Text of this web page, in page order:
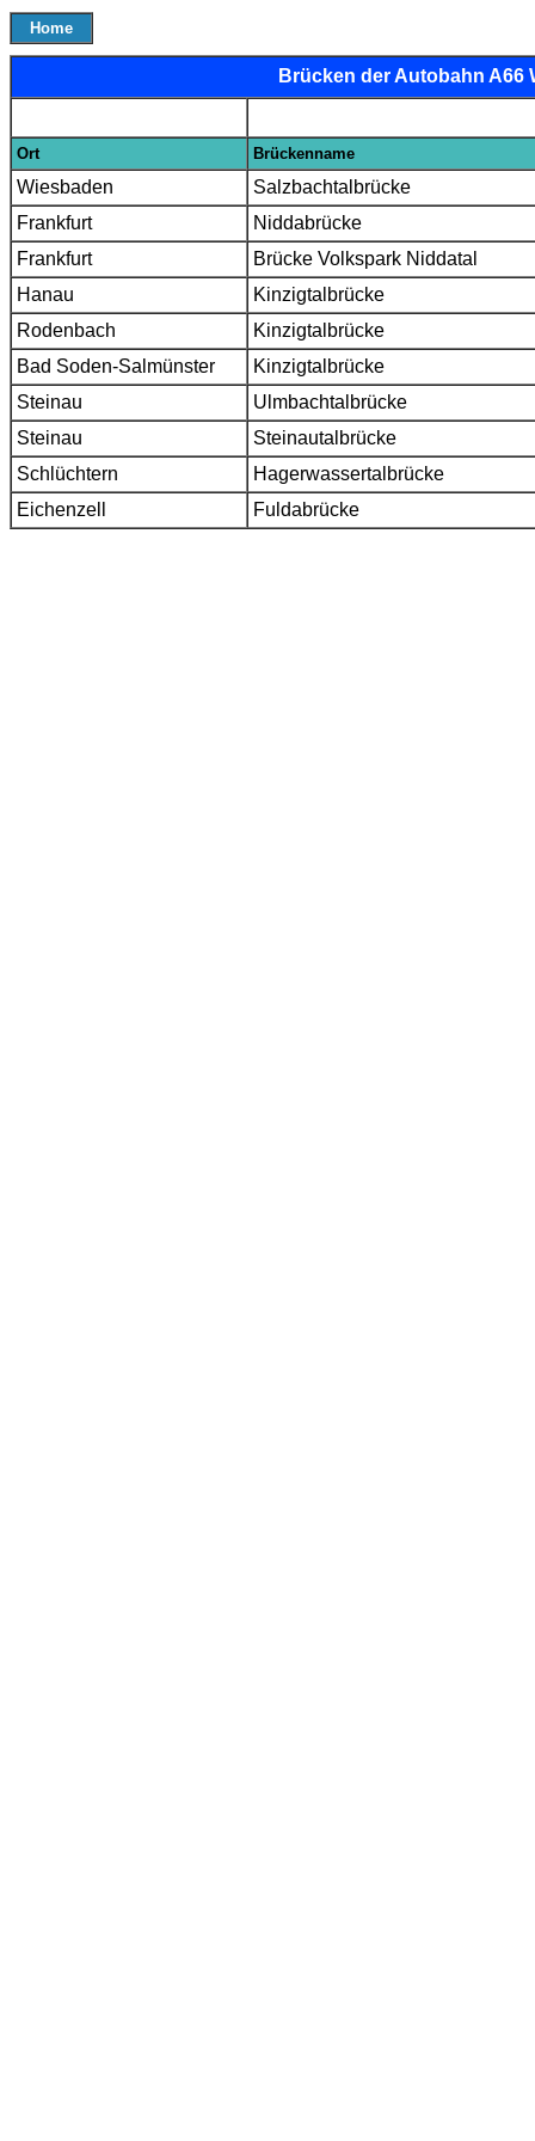
Home
Brücken der Autobahn A66
Ort Brückenname
Wiesbaden
Salzbachtalbrücke
Frankfurt
Niddabrücke
Frankfurt
Brücke Volkspark Niddatal
Hanau
Kinzigtalbrücke
Rodenbach
Kinzigtalbrücke
Bad Soden-Salmünster
Kinzigtalbrücke
Steinau
Ulmbachtalbrücke
Steinau
Steinautalbrücke
Schlüchtern
Hagerwassertalbrücke
Eichenzell
Fuldabrücke